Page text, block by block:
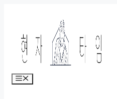
Menu